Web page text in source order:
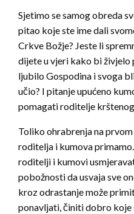
Sjetimo se samog obreda
pitao koje ste ime dali
Crkve Božje? Jeste li
dijete u vjeri kako bi živjelo
ljubilo Gospodina i svoga
učio? I pitanje upućeno
pomagati roditelje
Toliko ohrabrenja na
roditelja i kumova
roditelji i kumovi
pobožnosti da usvaja sve
kroz odrastanje može
ponavljati, činiti dobro koje